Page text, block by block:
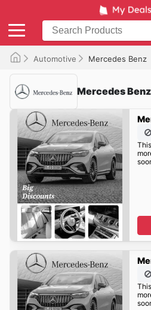
Automotive Mercedes Benz
Mercedes